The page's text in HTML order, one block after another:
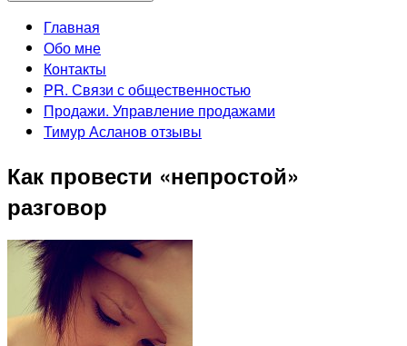
Главная
Обо мне
Контакты
PR. Связи с общественностью
Продажи. Управление продажами
Тимур Асланов отзывы
Как провести «непростой»
разговор